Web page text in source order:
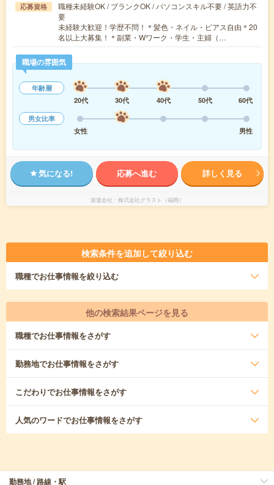
応募資格
職種未経験OK / ブランクOK / パソコンスキル不要 / 英語力不
要
未経験大歓迎！学歴不問！＊髪色・ネイル・ピアス自由＊20
名以上大募集！＊副業・Wワーク・学生・主婦（…
職場の雰囲気
年齢層
20代
30代 40代 50代
60代
男女比率
女性
男性
気になる! 応募へ進む 詳しく見る
派遣会社 株式会社グラスト（福岡）
検索条件を追加して絞り込む
職種でお仕事情報を絞り込む
他の検索結果ページを見る
職種でお仕事情報をさがす
勤務地でお仕事情報をさがす
こだわりでお仕事情報をさがす
人気のワードでお仕事情報をさがす
勤務地 / 路線・駅